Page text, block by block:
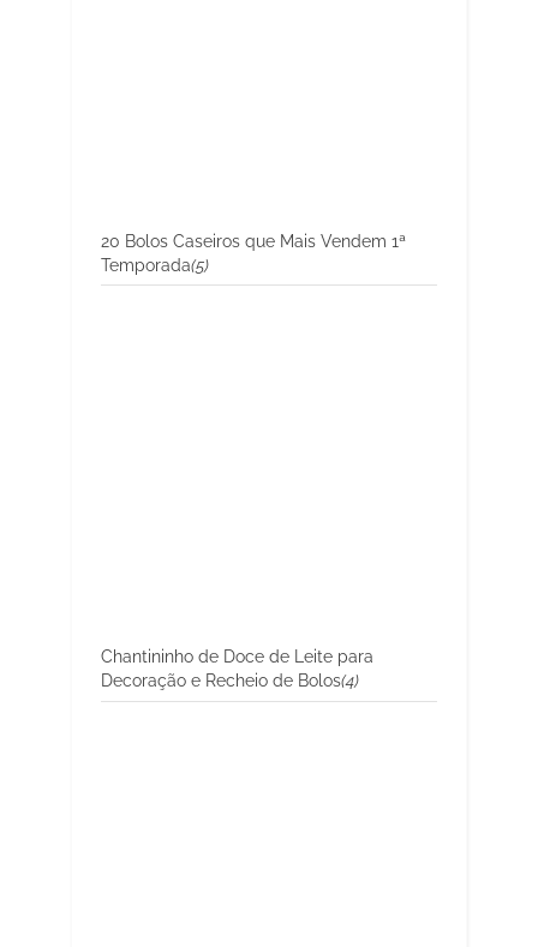
20 Bolos Caseiros que Mais Vendem 1ª
Temporada(5)
Chantininho de Doce de Leite para
Decoração e Recheio de Bolos(4)